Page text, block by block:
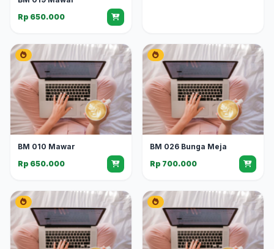
Rp 650.000
BM 010 Mawar
Rp 650.000
BM 026 Bunga Meja
Rp 700.000